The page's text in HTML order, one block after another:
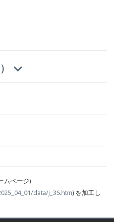
ムページ)
data/j_36.htm) を加工し